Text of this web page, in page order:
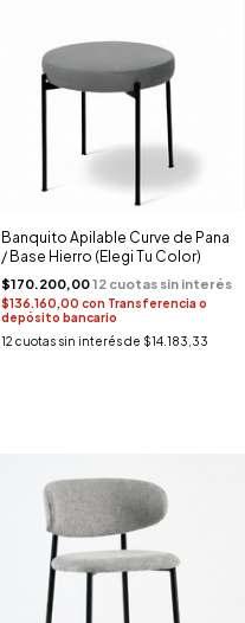
Banquito Apilable Curve de Pana
/ Base Hierro (Elegi Tu Color)
$170.200,00
$136.160,00 con Transferencia o
depósito bancario
12 cuotas sin interés de $14.183,33